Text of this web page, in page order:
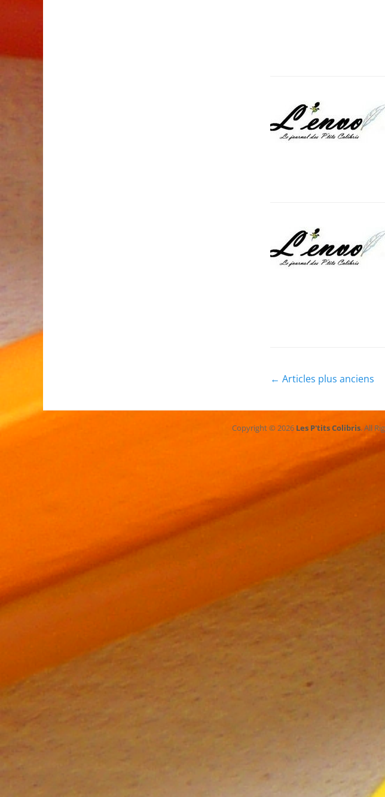
Navigation
← Articles plus anciens
Copyright © 2026 Les P'tits Colibris. All